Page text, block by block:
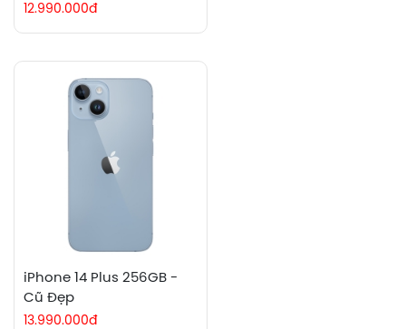
12.990.000đ
iPhone 14 Plus 256GB -
Cũ Đẹp
13.990.000đ